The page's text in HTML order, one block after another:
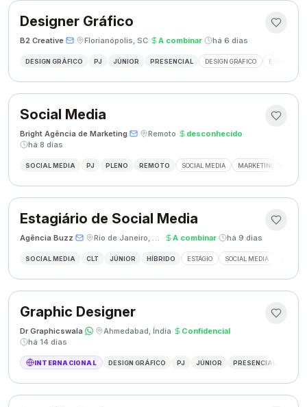
Designer Gráfico
B2 Creative· · Florianópolis, SC· A combinar· há 6 dias
DESIGN GRÁFICO PJ JÚNIOR PRESENCIAL DESIGN GRÁFICO ESTÁGIO
Social Media
Bright Agência de Marketing· · Remoto· desconhecido·
há 8 dias
SOCIAL MEDIA PJ PLENO REMOTO SOCIAL MEDIA MARKETING DIGITAL
Estagiário de Social Media
Agência Buzz· · Rio de Janeiro, Brasil · A combinar· há 9 dias
SOCIAL MEDIA CLT JÚNIOR HÍBRIDO ESTÁGIO SOCIAL MEDIA
Graphic Designer
Dr Graphicswala· · Ahmedabad, Índia· Confidencial·
há 14 dias
INTERNACIONAL DESIGN GRÁFICO PJ JÚNIOR PRESENCIAL